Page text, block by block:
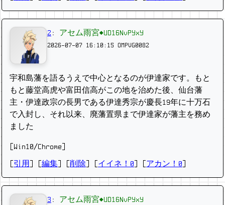
2 : アセム雨宮◆UD16NvPYxY
2026-07-07 16:10:15 OMPVG0082
宇和島藩を語るうえで中心となるのが伊達家です。もと
もと藤堂高虎や富田信高がこの地を治めた後、仙台藩
主・伊達政宗の長男である伊達秀宗が慶長19年に十万石
で入封し、それ以来、廃藩置県まで伊達家が藩主を務め
ました
[Win10/Chrome]
引用 編集 削除 イイネ！0 アカン！0
3 : アセム雨宮◆UD16NvPYxY